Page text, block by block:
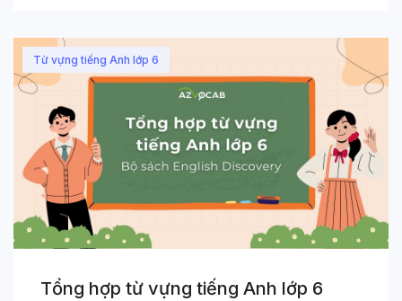
Từ vựng tiếng Anh lớp 6
Tổng hợp từ vựng tiếng Anh lớp 6